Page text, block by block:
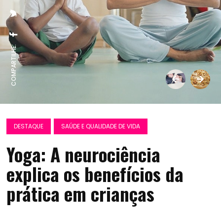
COMPARTILHE:
DESTAQUE SAÚDE E QUALIDADE DE VIDA
Yoga: A neurociência
explica os benefícios da
prática em crianças